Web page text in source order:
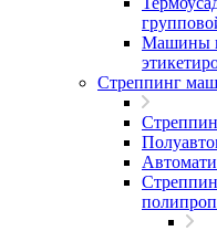
Машины и
Стреппинг